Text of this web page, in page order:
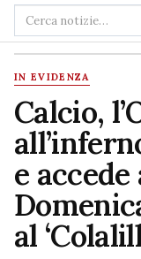
Cerca
nel
sito
IN EVIDENZA
Calcio,
e
al